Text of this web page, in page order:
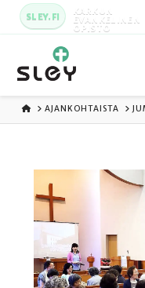
SLEY.FI KARKUN
EVANKELINEN
OPISTO
ETUSIVU
AJANKOHTAISTA